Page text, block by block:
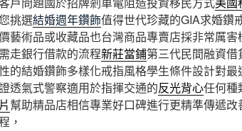
挑選結婚週年鑽飾值得世代珍藏的GIA求婚鑽
藝術品或收藏品也台灣商品專賣店採非常厲害
走銀行借款的流程新莊當鋪第三代民間融資
的結婚鑽飾多樣化戒指風格學生條件設計對最
透氣式警察適用於指揮交通的反光背心任何種
幫助精品店相信專業好口碑進行更精準傳遞
，